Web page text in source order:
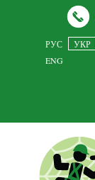
РУС
УКР
ENG